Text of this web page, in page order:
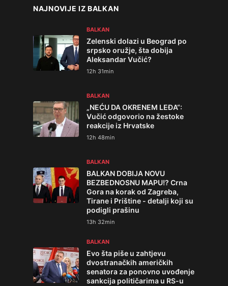
NAJNOVIJE IZ BALKAN
BALKAN
Zelenski dolazi u Beograd po
srpsko oružje, šta dobija
Aleksandar Vučić?
12h 31min
BALKAN
„NEĆU DA OKRENEM LEĐA“:
Vučić odgovorio na žestoke
reakcije iz Hrvatske
12h 48min
BALKAN
BALKAN DOBIJA NOVU
BEZBEDNOSNU MAPU!? Crna
Gora na korak od Zagreba,
Tirane i Prištine - detalji koji su
podigli prašinu
13h 32min
BALKAN
Evo šta piše u zahtjevu
dvostranačkih američkih
senatora za ponovno uvođenje
sankcija političarima u RS-u